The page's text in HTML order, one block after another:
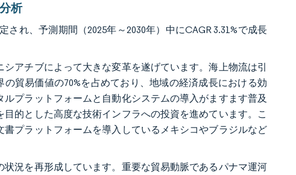
析
され、予測期間（2025年～2030年）中にCAGR 3.31%で成長
アチブによって大きな変革を遂げています。海上物流は引
貿易価値の70%を占めており、地域の経済成長における効
プラットフォームと自動化システムの導入がますます普及
的とした高度な技術インフラへの投資を進めています。こ
プラットフォームを導入しているメキシコやブラジルなど
況を再形成しています。重要な貿易動脈であるパナマ運河